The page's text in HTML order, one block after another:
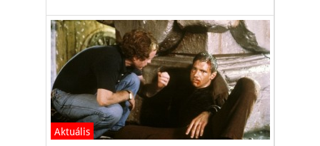
Aktuális